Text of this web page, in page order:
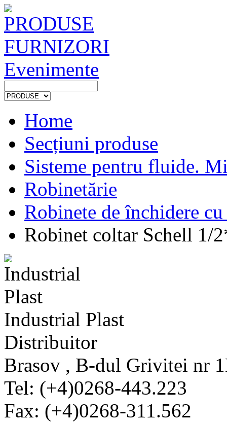
PRODUSE
FURNIZORI
Evenimente
Home
Secțiuni produse
Sisteme pentru fluide.
Robinetărie
Robinete de închidere
Robinet coltar Schell 1/
Industrial Plast
Distribuitor
Brasov , B-dul Grivitei nr
Tel: (+4)0268-443.223
Fax: (+4)0268-311.562